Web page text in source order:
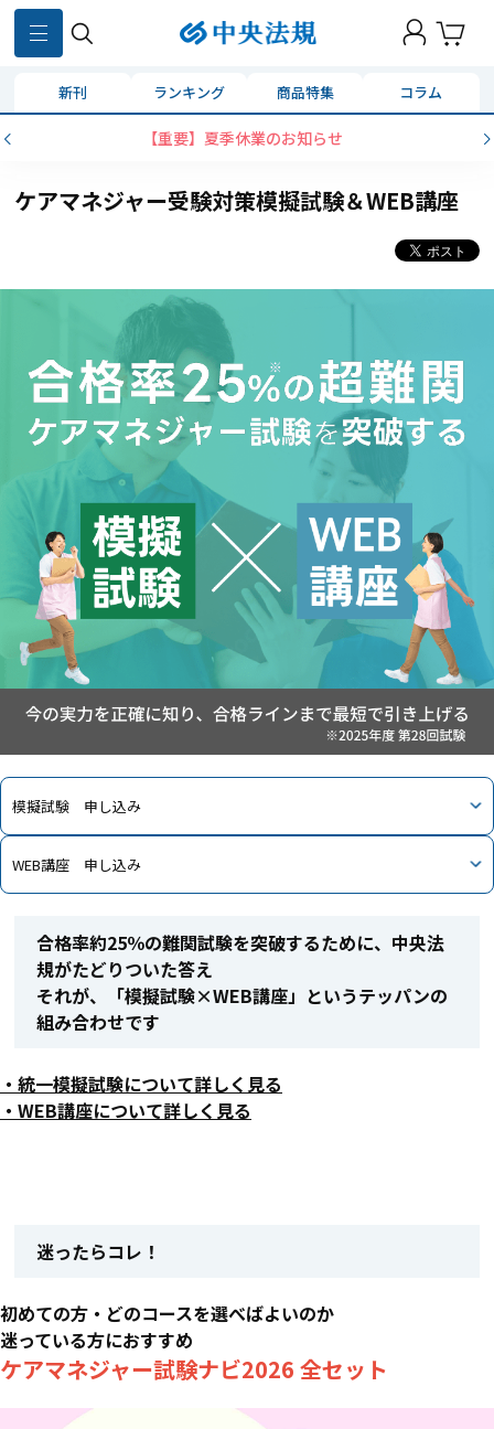
新刊 ランキング 商品特集 コラム
コンビニ決済に「セブンイレブン」を追加いたしました
ケアマネジャー受験対策模擬試験＆WEB講座
模擬試験 申し込み
WEB講座 申し込み
合格率約25％の難関試験を突破するために、中央法
規がたどりついた答え
それが、「模擬試験×WEB講座」というテッパンの
組み合わせです
・統一模擬試験について詳しく見る
・WEB講座について詳しく見る
迷ったらコレ！
初めての方・どのコースを選べばよいのか
迷っている方におすすめ
ケアマネジャー試験ナビ2026 全セット